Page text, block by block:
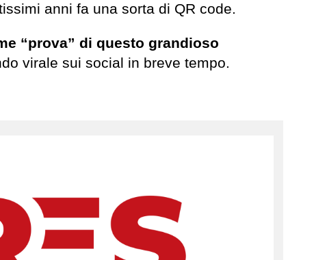
anni fa una sorta di QR code.
“prova” di questo grandioso
virale sui social in breve tempo.